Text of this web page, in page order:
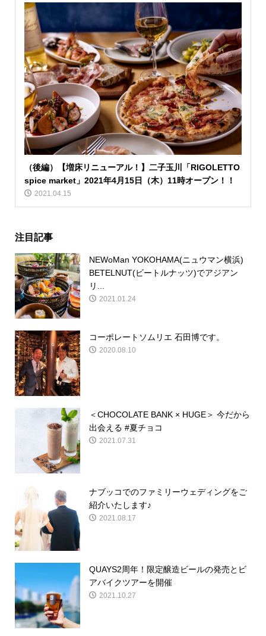
（後編）【増床リニューアル！】二子玉川「RIGOLETTO
spice market」2021年4月15日（木）11時オープン！！
2021.04.15
注目記事
NEWoMan YOKOHAMA(ニュウマン横浜)
BETELNUT(ビートルナッツ)でアジアン
リ...
2021.01.24
コーポレートソムリエ 石田博です。
2020.08.10
＜CHOCOLATE BANK × HUGE＞ 今だから
出会える #夏チョコ
2021.07.31
ナブッコでのファミリーウェディングをご
紹介いたします♪
2021.08.17
QUAYS2周年！限定醸造ビールの発売とビ
アバイクツアーを開催
2021.10.27